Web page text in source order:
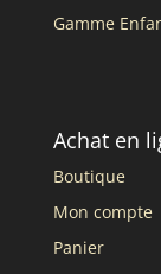
Gamme
Achat en
Boutique
Mon compte
Panier